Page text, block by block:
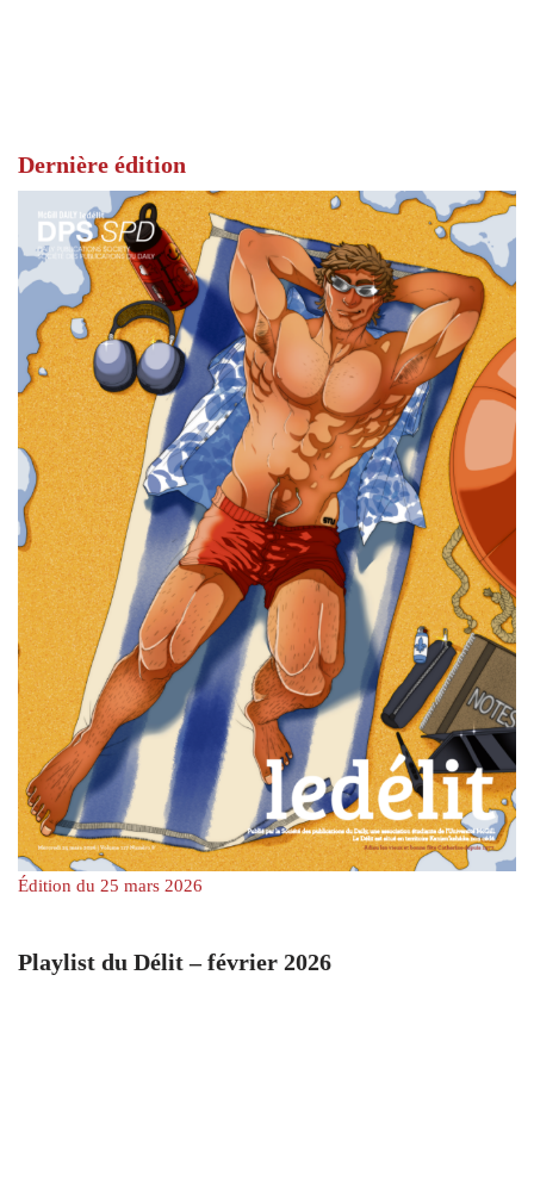
Dernière édition
Édition du 25 mars 2026
Playlist du Délit – février 2026